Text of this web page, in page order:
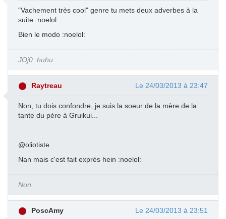
"Vachement très cool" genre tu mets deux adverbes à la
suite :noelol:
Bien le modo :noelol:
JOj0 :huhu:
Raytreau Le 24/03/2013 à 23:47
Non, tu dois confondre, je suis la soeur de la mère de la
tante du père à Gruikui...
@oliotiste
Nan mais c'est fait exprès hein :noelol:
Non.
PoscAmy Le 24/03/2013 à 23:51